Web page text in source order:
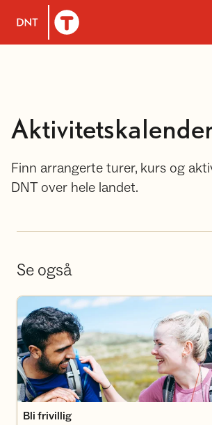
Til DNT.no forside
Finn arrangerte turer, kurs og
DNT over hele landet.
Se også
Bli frivillig
Bli frivillig